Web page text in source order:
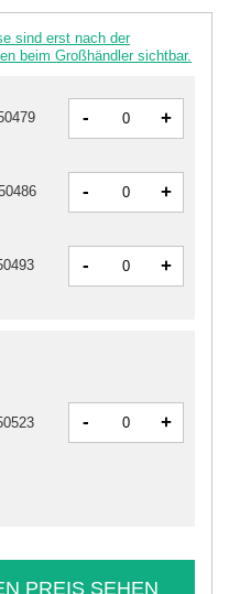
sind erst nach der
beim Großhändler sichtbar.
- +
- +
- +
- +
PREIS SEHEN